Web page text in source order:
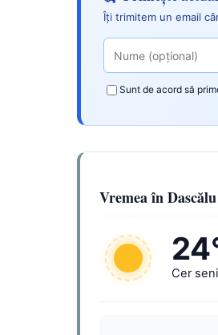
Îți trimitem un email
Sunt de acord să
Vremea în Dascălu
Cer